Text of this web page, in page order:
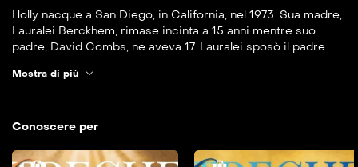
Holly nacque a San Diego, in California, nel 1973. Sua madre,
Lauralei Berckhem, rimase incinta a 15 anni mentre suo
padre, David Combs, ne aveva 17. Lauralei sposò il padre
pensando entrambi di essere troppo giovani per il
le permise di apparire in diverse pubblicità, ma ben presto,
dal titolo “Finalmente sposi”), scoprì un interesse verso la
Mostra di più
Conoscere per